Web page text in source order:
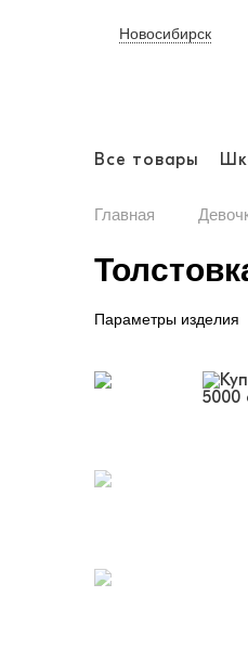
Новосибирск
Все товары
Главная
Параметры изделия